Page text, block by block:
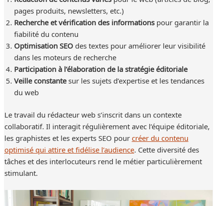
pages produits, newsletters, etc.)
Recherche et vérification des informationspour garantir la
fiabilité du contenu
Optimisation SEOdes textes pour améliorer leur visibilité
dans les moteurs de recherche
Participation à l’élaboration de la stratégie éditoriale
Veille constantesur les sujets d’expertise et les tendances
du web
Le travail du rédacteur web s’inscrit dans un contexte
collaboratif. Il interagit régulièrement avec l’équipe éditoriale,
les graphistes et les experts SEO pourcréer du contenu
optimisé qui attire et fidélise l’audience. Cette diversité des
tâches et des interlocuteurs rend le métier particulièrement
stimulant.